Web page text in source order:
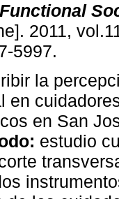
2011,
5997.
la
en
en San
estudio